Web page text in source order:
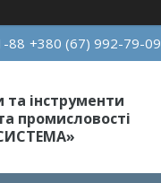
88 +380 (67) 992-79-09
та інструменти
промисловості